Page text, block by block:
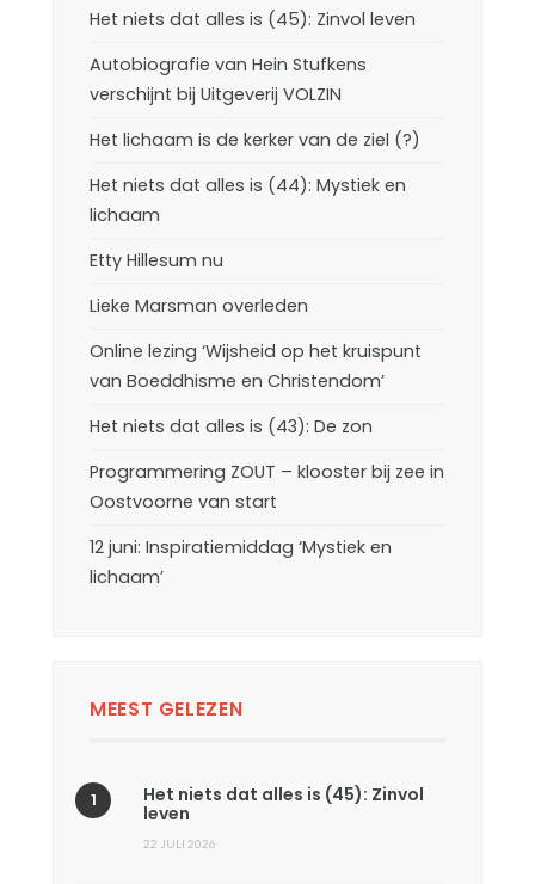
Het niets dat alles is (45): Zinvol leven
Autobiografie van Hein Stufkens
verschijnt bij Uitgeverij VOLZIN
Het lichaam is de kerker van de ziel (?)
Het niets dat alles is (44): Mystiek en
lichaam
Etty Hillesum nu
Lieke Marsman overleden
Online lezing ‘Wijsheid op het kruispunt
van Boeddhisme en Christendom’
Het niets dat alles is (43): De zon
Programmering ZOUT – klooster bij zee in
Oostvoorne van start
12 juni: Inspiratiemiddag ‘Mystiek en
lichaam’
MEEST GELEZEN
Het niets dat alles is (45): Zinvol
leven
22 JULI 2026